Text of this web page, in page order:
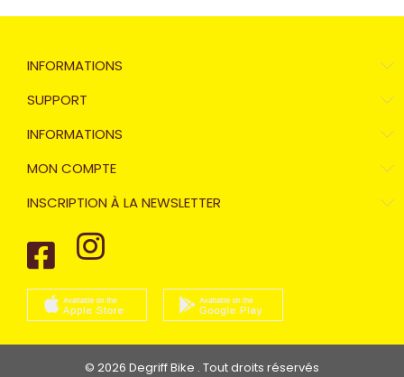
INFORMATIONS
SUPPORT
INFORMATIONS
MON COMPTE
INSCRIPTION À LA NEWSLETTER
© 2026 Degriff Bike . Tout droits réservés